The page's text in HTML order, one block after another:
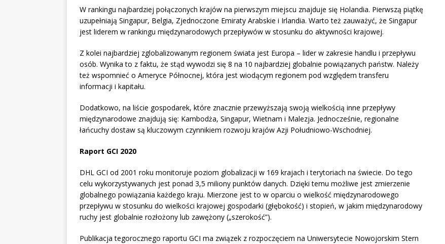
W rankingu najbardziej połączonych krajów na pierwszym miejscu znajduje się Holandia. Pierwszą piątkę
uzupełniają Singapur, Belgia, Zjednoczone Emiraty Arabskie i Irlandia. Warto też zauważyć, że Singapur
jest liderem w rankingu międzynarodowych przepływów w stosunku do aktywności krajowej.
Z kolei najbardziej zglobalizowanym regionem świata jest Europa – lider w zakresie handlu i przepływu
osób. Wynika to z faktu, że stąd wywodzi się 8 na 10 najbardziej globalnie powiązanych państw. Należy
też wspomnieć o Ameryce Północnej, która jest wiodącym regionem pod względem transferu
informacji i kapitału.
Dodatkowo, na liście gospodarek, które znacznie przewyższają swoją wielkością inne przepływy
międzynarodowe znajdują się: Kambodża, Singapur, Wietnam i Malezja. Jednocześnie, regionalne
łańcuchy dostaw są kluczowym czynnikiem rozwoju krajów Azji Południowo-Wschodniej.
Raport GCI 2020
DHL GCI od 2001 roku monitoruje poziom globalizacji w 169 krajach i terytoriach na świecie. Do tego
celu wykorzystywanych jest ponad 3,5 miliony punktów danych. Dzięki temu możliwe jest zmierzenie
globalnego powiązania każdego kraju. Mierzone jest to w oparciu o wielkość międzynarodowego
przepływu w stosunku do wielkości krajowej gospodarki (głębokość) i stopień, w jakim międzynarodowy
ruchy jest globalnie rozłożony lub zawężony („szerokość”).
Publikacja tegorocznego raportu GCI ma związek z rozpoczęciem na Uniwersytecie Nowojorskim Stern